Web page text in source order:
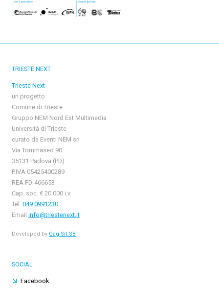
TRIESTE NEXT
Trieste Next
un progetto
Comune di Trieste
Gruppo NEM Nord Est Multimedia
Università di Trieste
curato da Eventi NEM srl
Via Tommaseo 90
35131 Padova (PD)
P.IVA 05425400289
REA PD-466653
Cap. soc. € 20.000 i.v.
Tel. 049 0991230
Email info@triestenext.it
Developed by Gag Srl SB
SOCIAL
Facebook